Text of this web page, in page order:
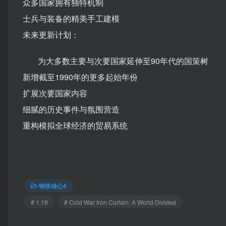
士兵与装备的精美手工建模
未来更新计划：
为大多数主要与次要国家延伸至90年代的国策树
新增截至1990年的更多起始年份
扩展次要国家内容
细腻的历史事件与氛围营造
重构模拟全球经济的贸易系统
钢铁雄心4
# 1.19
# Cold War Iron Curtain: A World Divided